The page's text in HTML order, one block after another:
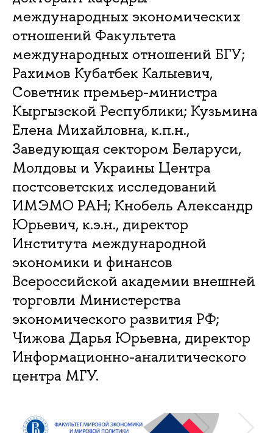
международных экономических
отношений Факультета
международных отношений БГУ;
Рахимов Кубатбек Калыевич,
Советник премьер-министра
Кыргызской Республики; Кузьмина
Елена Михайловна, к.п.н.,
Заведующая сектором Беларуси,
Молдовы и Украины Центра
постсоветских исследований
ИМЭМО РАН; Кнобель Александр
Юрьевич, к.э.н., директор
Института международной
экономики и финансов
Всероссийской академии внешней
торговли Министерства
экономического развития РФ;
Чижова Дарья Юрьевна, директор
Информационно-аналитического
центра МГУ.